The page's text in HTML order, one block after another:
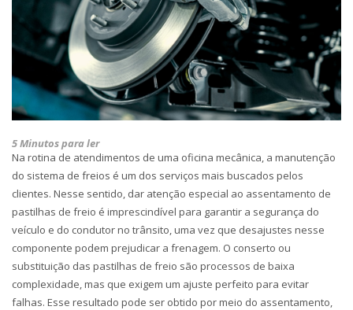
5 Minutos para ler
Na rotina de atendimentos de uma oficina mecânica, a manutenção
do sistema de freios é um dos serviços mais buscados pelos
clientes. Nesse sentido, dar atenção especial ao assentamento de
pastilhas de freio é imprescindível para garantir a segurança do
veículo e do condutor no trânsito, uma vez que desajustes nesse
componente podem prejudicar a frenagem. O conserto ou
substituição das pastilhas de freio são processos de baixa
complexidade, mas que exigem um ajuste perfeito para evitar
falhas. Esse resultado pode ser obtido por meio do assentamento,